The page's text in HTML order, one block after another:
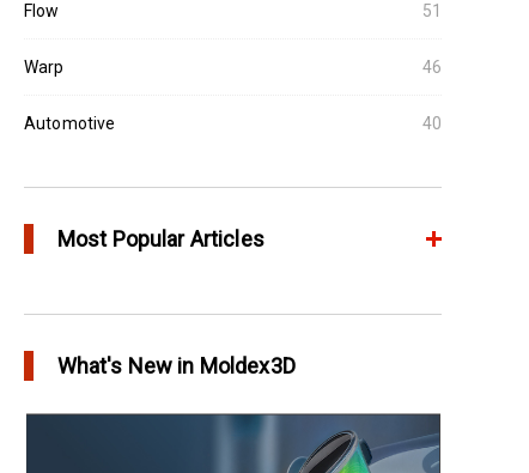
Flow 51
Warp 46
Automotive 40
Most Popular Articles
in Top Story
欧州最大手の自動車部品パーツメーカー
Faurecia社の製品設計最適化プロジェクト－
What's New in Moldex3D